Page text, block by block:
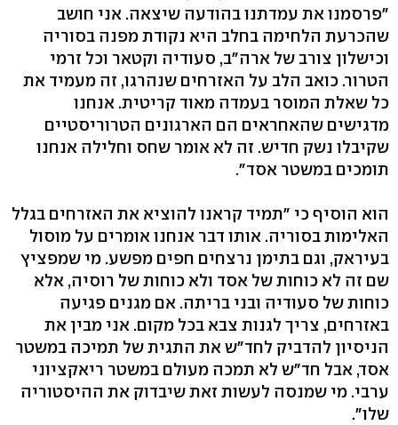
"פרסמנו את עמדתנו בהודעה שיצאה. אני חושב
שהכרעת הלחימה בחלב היא נקודת מפנה בסוריה
וכישלון צורב של ארה"ב, סעודיה וקטאר וכל זרמי
הטרור. כואב הלב על האזרחים שנהרגו, זה מעמיד את
כל שאלת המוסר בעמדה מאוד קריטית. אנחנו
מדגישים שהאחראים הם הארגונים הטרוריסטיים
שקיבלו נשק חדיש. זה לא אומר שחס וחלילה אנחנו
תומכים במשטר אסד".
הוא הוסיף כי "תמיד קראנו להוציא את האזרחים בגלל
האלימות בסוריה. אותו דבר אנחנו אומרים על מוסול
בעיראק, וגם בתימן נרצחים חפים מפשע. מי שמפציץ
שם זה לא כוחות של אסד ולא כוחות של רוסיה, אלא
כוחות של סעודיה ובני בריתה. אם מגנים פגיעה
באזרחים, צריך לגנות צבא בכל מקום. אני מבין את
הניסיון להדביק לחד"ש את התגית של תמיכה במשטר
אסד, אבל חד"ש לא תמכה מעולם במשטר ריאקציוני
ערבי. מי שמנסה לעשות זאת שיבדוק את ההיסטוריה
שלו".